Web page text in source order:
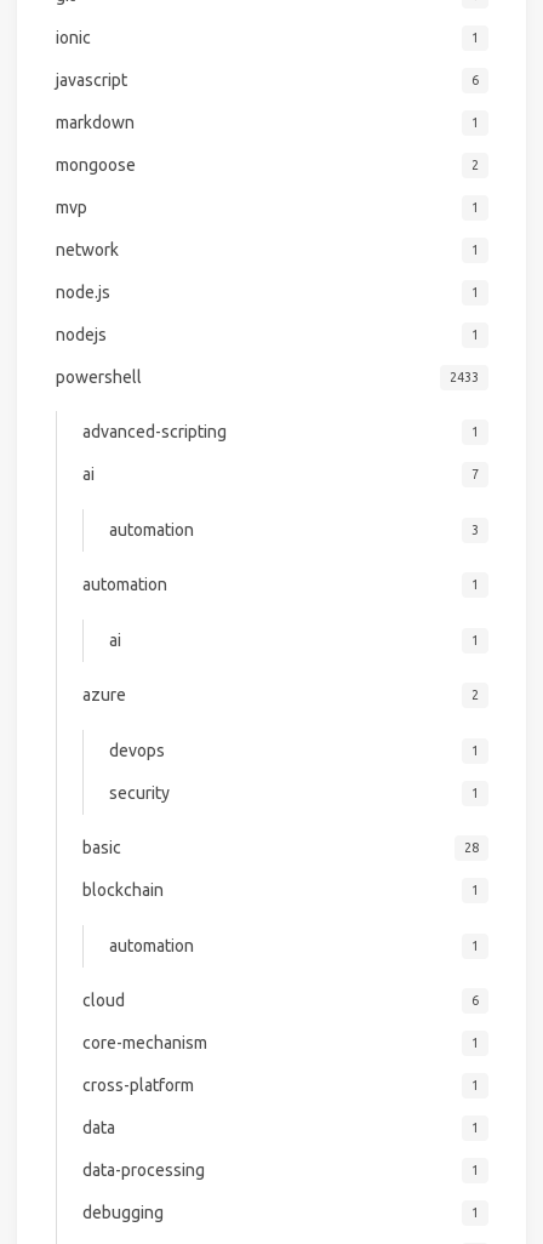
ionic 1
javascript 6
markdown 1
mongoose 2
mvp 1
network 1
node.js 1
nodejs 1
powershell 2433
advanced-scripting 1
ai 7
automation 3
automation 1
ai 1
azure 2
devops 1
security 1
basic 28
blockchain 1
automation 1
cloud 6
core-mechanism 1
cross-platform 1
data 1
data-processing 1
debugging 1